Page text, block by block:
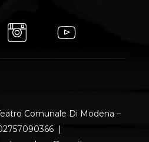
Comunale Di Modena –
|